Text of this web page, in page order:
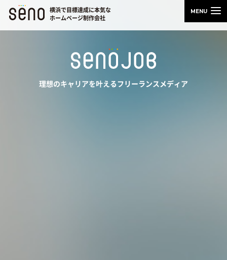
横浜で目標達成に本気な
ホームページ制作会社
理想のキャリアを叶えるフリーランスメディア